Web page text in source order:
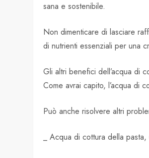
sana e sostenibile.
Non dimenticare di lasciare
di nutrienti essenziali per una
Gli altri benefici dell’acqua di
Come avrai capito, l’acqua di
Può anche risolvere altri
_ Acqua di cottura della